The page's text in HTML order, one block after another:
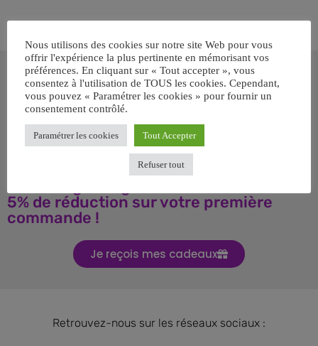
Inscrivez-vous gratuitement pour
recevoir votre guide BARF gratuit !
Vous voulez savoir comment bien nourrir votre chien ou chat
avec le BARF ? Inscrivez-vous pour recevoir
GRATUIT SUR LE BARF EN PDF immédiatement
5% de réduction sur votre première
commande !
Je reçois mes cadeaux
Retrouvez-nous sur les réseaux sociaux :
Nous utilisons des cookies sur notre site Web pour vous
offrir l'expérience la plus pertinente en mémorisant vos
préférences. En cliquant sur « Tout accepter », vous
consentez à l'utilisation de TOUS les cookies. Cependant,
vous pouvez « Paramétrer les cookies » pour fournir un
consentement contrôlé.
Paramétrer les cookies Tout Accepter
Refuser tout